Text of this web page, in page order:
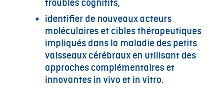
troubles cognitifs,
identifier de nouveaux acteurs
moléculaires et cibles thérapeutiques
impliqués dans la maladie des petits
vaisseaux cérébraux en utilisant des
approches complémentaires et
innovantes in vivo et in vitro.